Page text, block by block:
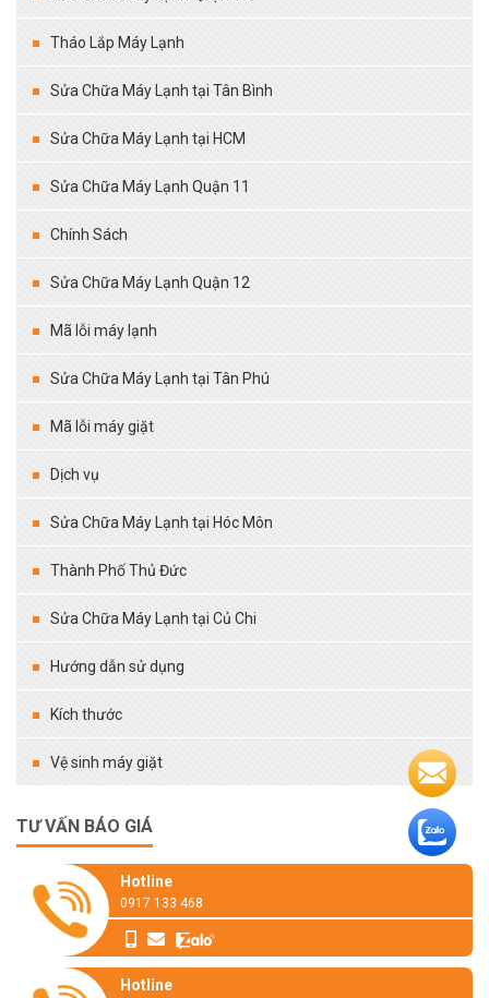
Tháo Lắp Máy Lạnh
Sửa Chữa Máy Lạnh tại Tân Bình
Sửa Chữa Máy Lạnh tại HCM
Sửa Chữa Máy Lạnh Quận 11
Chính Sách
Sửa Chữa Máy Lạnh Quận 12
Mã lỗi máy lạnh
Sửa Chữa Máy Lạnh tại Tân Phú
Mã lỗi máy giặt
Dịch vụ
Sửa Chữa Máy Lạnh tại Hóc Môn
Thành Phố Thủ Đức
Sửa Chữa Máy Lạnh tại Củ Chi
Hướng dẫn sử dụng
Kích thước
Vệ sinh máy giặt
TƯ VẤN BÁO GIÁ
Hotline
0917 133 468
Hotline